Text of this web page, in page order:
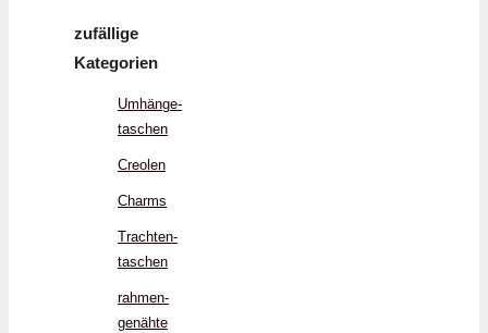
zufällige
Kategorien
Umhänge­
taschen
Creolen
Charms
Trachten­
taschen
rahmen­
genähte